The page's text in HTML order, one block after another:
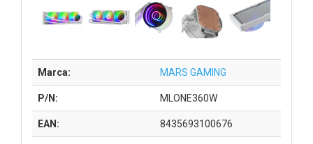
Marca: MARS GAMING
P/N: MLONE360W
EAN: 8435693100676